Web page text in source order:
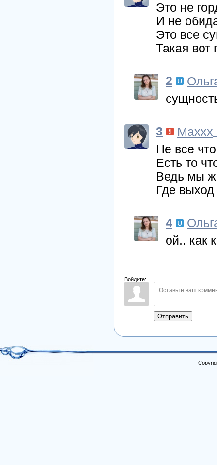
Это не
И не
Это все
Такая вот
2
3 Maxxx
Не все
Есть то
Ведь мы
Где
4
ой.. как
Войдите:
Отправить